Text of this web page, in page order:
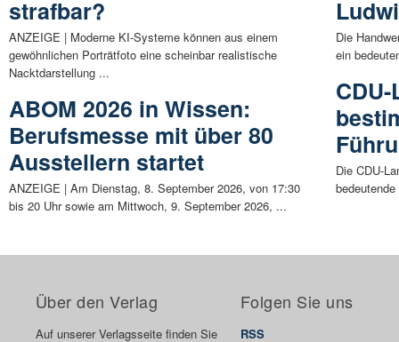
strafbar?
ANZEIGE | Moderne KI-Systeme können aus einem
gewöhnlichen Porträtfoto eine scheinbar realistische
Nacktdarstellung ...
ABOM 2026 in Wissen:
Berufsmesse mit über 80
Ausstellern startet
ANZEIGE | Am Dienstag, 8. September 2026, von 17:30
bis 20 Uhr sowie am Mittwoch, 9. September 2026, ...
Die
ein
Die CDU-
Über den Verlag
Auf unserer Verlagsseite finden Sie
Folgen Sie uns
RSS